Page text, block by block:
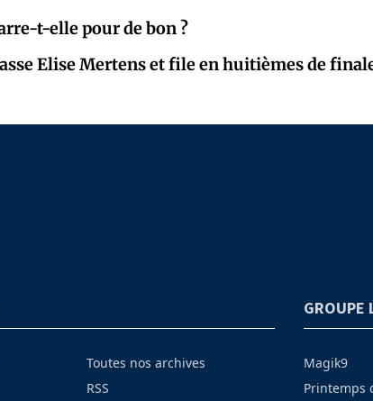
t-elle pour de bon ?
Elise Mertens et file en huitièmes de
Toutes nos archives
RSS
GROUPE
Magik9
Printemps